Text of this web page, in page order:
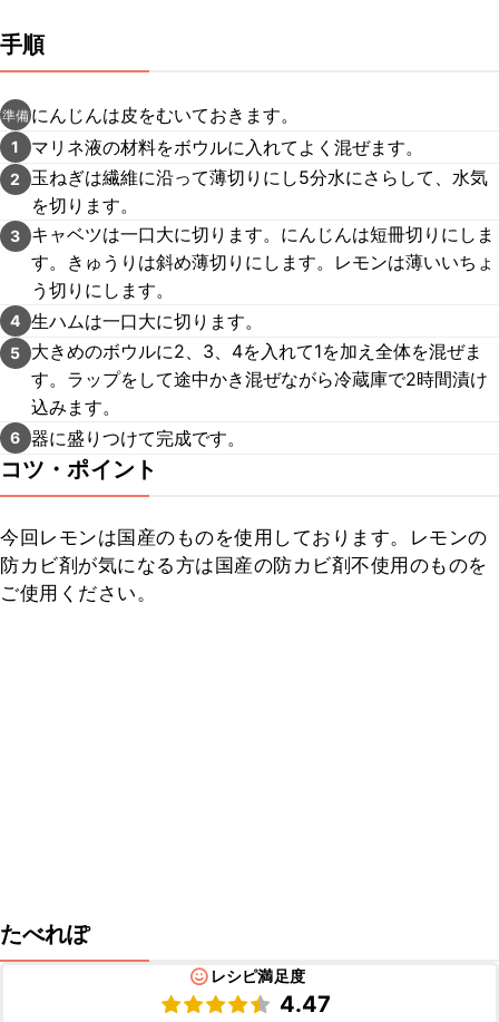
手順
準備 にんじんは皮をむいておきます。
1 マリネ液の材料をボウルに入れてよく混ぜます。
2
玉ねぎは繊維に沿って薄切りにし5分水にさらして、水気
を切ります。
3
キャベツは一口大に切ります。にんじんは短冊切りにしま
す。きゅうりは斜め薄切りにします。レモンは薄いいちょ
う切りにします。
4 生ハムは一口大に切ります。
5
大きめのボウルに2、3、4を入れて1を加え全体を混ぜま
す。ラップをして途中かき混ぜながら冷蔵庫で2時間漬け
込みます。
6 器に盛りつけて完成です。
コツ・ポイント
今回レモンは国産のものを使用しております。レモンの
防カビ剤が気になる方は国産の防カビ剤不使用のものを
ご使用ください。
たべれぽ
レシピ満足度
4.47